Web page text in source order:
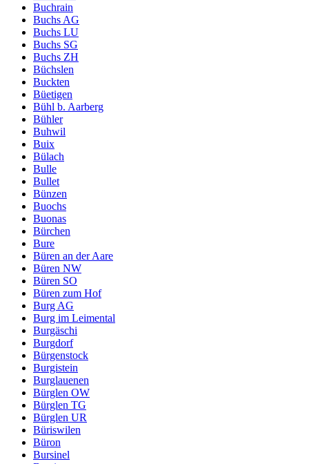
Buchrain
Buchs AG
Buchs LU
Buchs SG
Buchs ZH
Büchslen
Buckten
Büetigen
Bühl b. Aarberg
Bühler
Buhwil
Buix
Bülach
Bulle
Bullet
Bünzen
Buochs
Buonas
Bürchen
Bure
Büren an der Aare
Büren NW
Büren SO
Büren zum Hof
Burg AG
Burg im Leimental
Burgäschi
Burgdorf
Bürgenstock
Burgistein
Burglauenen
Bürglen OW
Bürglen TG
Bürglen UR
Büriswilen
Büron
Bursinel